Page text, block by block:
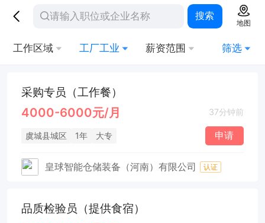
搜索
地图
工作区域 工厂工业 薪资范围 筛选
采购专员（工作餐）
4000-6000元/月 37分钟前
虞城县城区 1年 大专 申请
皇球智能仓储装备（河南）有限公司 认证
品质检验员（提供食宿）